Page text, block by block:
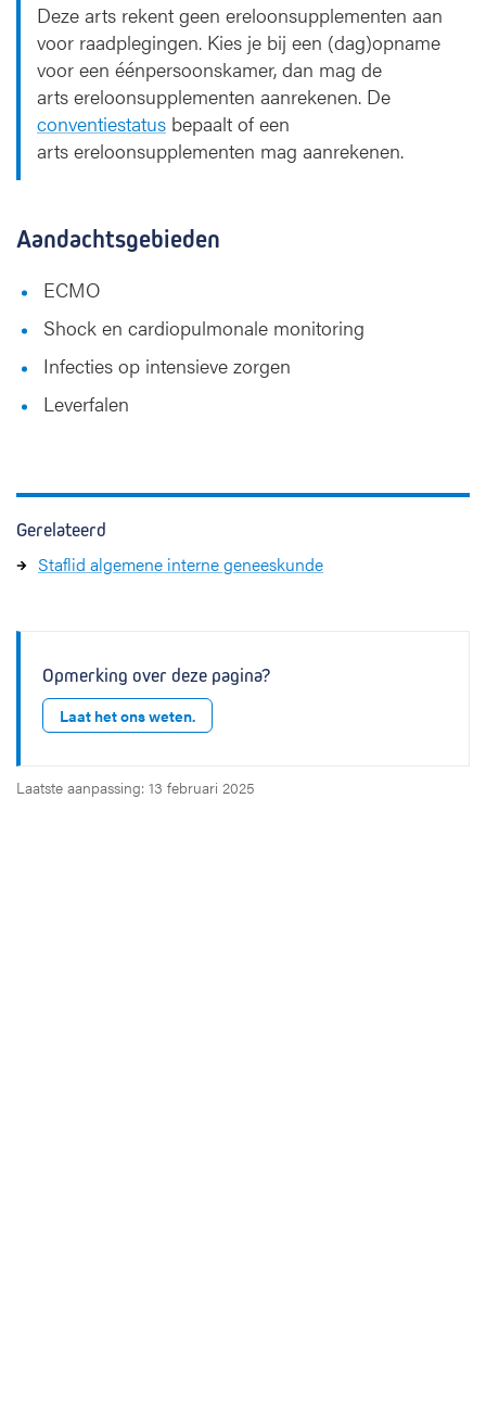
Deze arts rekent geen ereloonsupplementen aan
voor raadplegingen. Kies je bij een (dag)opname
voor een éénpersoonskamer, dan mag de
arts ereloonsupplementen aanrekenen. De
conventiestatus bepaalt of een
arts ereloonsupplementen mag aanrekenen.
Aandachtsgebieden
ECMO
Shock en cardiopulmonale monitoring
Infecties op intensieve zorgen
Leverfalen
Gerelateerd
Staflid algemene interne geneeskunde
Opmerking over deze pagina?
Laat het ons weten.
Laatste aanpassing: 13 februari 2025